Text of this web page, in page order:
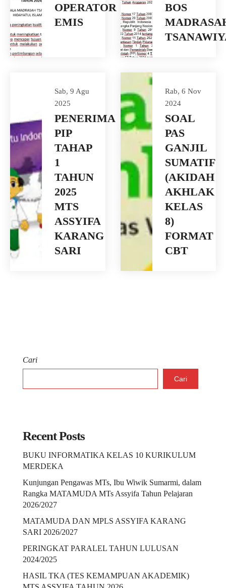
OPERATOR
EMIS
BOS
Sab, 9 Agu
2025
PENERIMA
PIP
TAHAP
1
TAHUN
2025
MTS
ASSYIFA
KARANG
SARI
Rab, 6 Nov
2024
SOAL
PAS
GANJIL
SUMATIF
(AKIDAH
AKHLAK
KELAS
8)
FORMAT
CBT
Cari
Cari
Recent Posts
BUKU INFORMATIKA KELAS 10 KURIKULUM
MERDEKA
Kunjungan Pengawas MTs, Ibu Wiwik Sumarmi, dalam
Rangka MATAMUDA MTs Assyifa Tahun Pelajaran
2026/2027
MATAMUDA DAN MPLS ASSYIFA KARANG
SARI 2026/2027
PERINGKAT PARALEL TAHUN LULUSAN
2024/2025
HASIL TKA (TES KEMAMPUAN AKADEMIK)